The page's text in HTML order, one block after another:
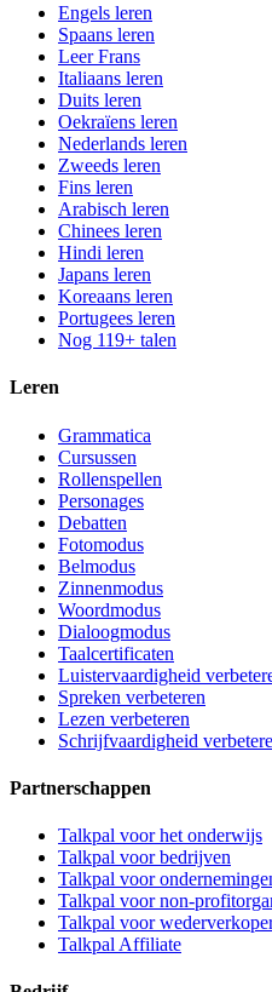
Engels leren
Spaans leren
Leer Frans
Italiaans leren
Duits leren
Oekraïens leren
Nederlands leren
Zweeds leren
Fins leren
Arabisch leren
Chinees leren
Hindi leren
Japans leren
Koreaans leren
Portugees leren
Nog 119+ talen
Leren
Grammatica
Cursussen
Rollenspellen
Personages
Debatten
Fotomodus
Belmodus
Zinnenmodus
Woordmodus
Dialoogmodus
Taalcertificaten
Luistervaardigheid
Spreken verbeteren
Lezen verbeteren
Schrijfvaardigheid
Partnerschappen
Talkpal voor het onderwijs
Talkpal voor bedrijven
Talkpal voor
Talkpal voor non-
Talkpal voor
Talkpal Affiliate